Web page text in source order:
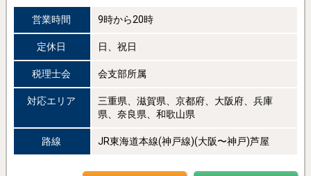
営業時間 9時から20時
定休日 日、祝日
税理士会 会支部所属
対応エリア
三重県、滋賀県、京都府、大阪府、兵庫
県、奈良県、和歌山県
路線 JR東海道本線(神戸線)(大阪〜神戸)芦屋